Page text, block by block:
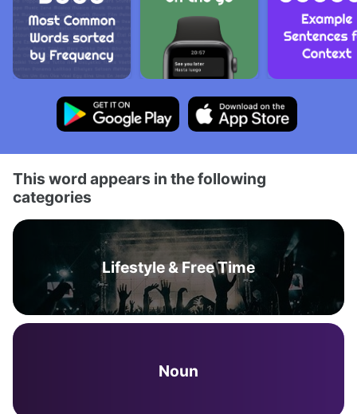
This word appears in the following
categories
Lifestyle & Free Time
Noun